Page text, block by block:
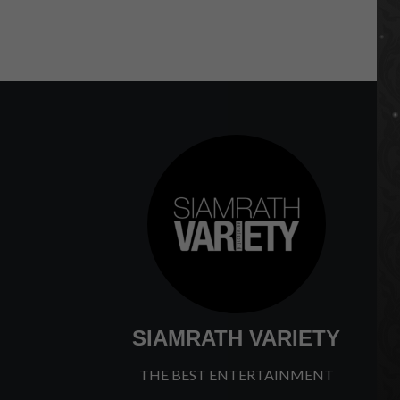
SIAMRATH VARIETY
THE BEST ENTERTAINMENT